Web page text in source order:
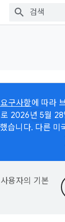
구사항에 따라
2026년 5월
습니다. 다른 미
용자의 기본